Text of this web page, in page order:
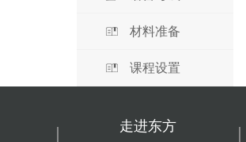
材料准备
课程设置
走进东方